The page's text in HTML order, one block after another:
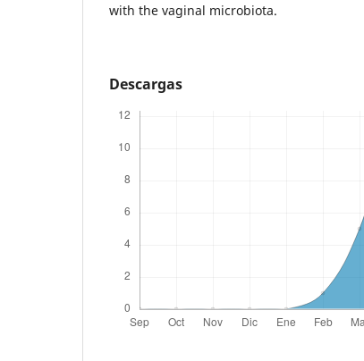
with the vaginal microbiota.
Descargas